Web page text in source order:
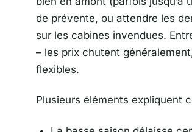
de prévente, ou attendre les
sur les cabines invendues.
– les prix chutent
flexibles.
Plusieurs éléments expliquent